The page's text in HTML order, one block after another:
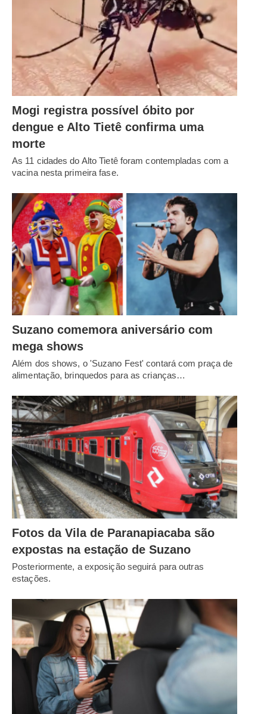
Mogi registra possível óbito por
dengue e Alto Tietê confirma uma
morte
As 11 cidades do Alto Tietê foram contempladas com a
vacina nesta primeira fase.
Suzano comemora aniversário com
mega shows
Além dos shows, o 'Suzano Fest' contará com praça de
alimentação, brinquedos para as crianças…
Fotos da Vila de Paranapiacaba são
expostas na estação de Suzano
Posteriormente, a exposição seguirá para outras
estações.